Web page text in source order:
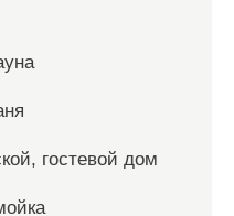
гостевой дом